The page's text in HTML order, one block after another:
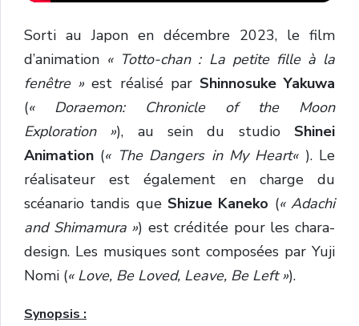
Sorti au Japon en décembre 2023, le film
d’animation « Totto-chan : La petite fille à la
fenêtre » est réalisé par ShinnosukeYakuwa
(« Doraemon: Chronicle of the Moon
Exploration »), au sein du studio Shinei
Animation (« The Dangers in My Heart« ). Le
réalisateur est également en charge du
scéanario tandis que Shizue Kaneko (« Adachi
and Shimamura ») est créditée pour les chara-
design. Les musiques sont composées par Yuji
Nomi (« Love, Be Loved, Leave, Be Left »).
Synopsis :